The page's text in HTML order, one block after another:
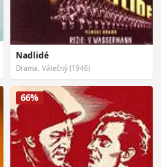
Nadlidé
Drama, Válečný (1946)
66%